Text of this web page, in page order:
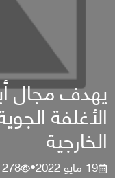
يهدف مجال
الأغلفة
الخارجية
19 مايو 2022 •
278